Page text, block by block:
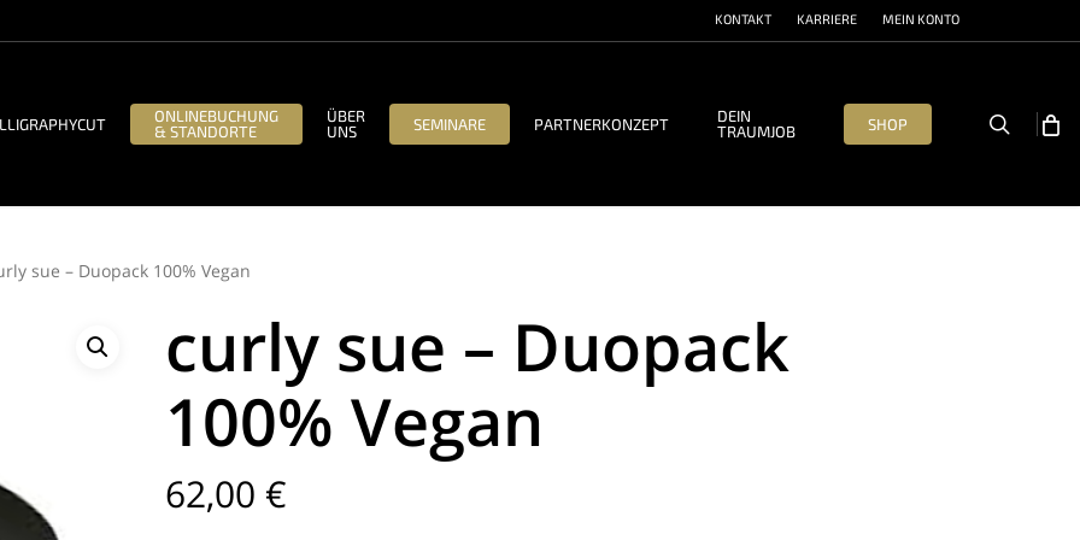
KONTAKT KARRIERE MEIN KONTO
ONLINEBUCHUNG
& STANDORTE
ÜBER
UNS
SEMINARE PARTNERKONZEPT
DEIN
TRAUMJOB
SHOP search
sue – Duopack 100% Vegan
curly sue – Duopack
100% Vegan
62,00 €